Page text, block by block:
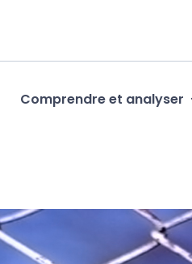
Comprendre et analyser